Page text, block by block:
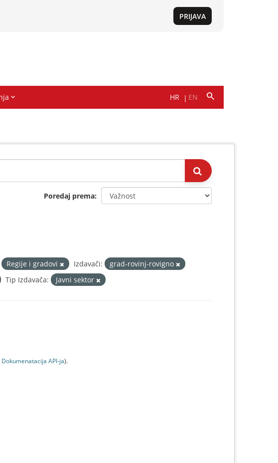
Poredaj prema
Regije i gradovi Izdavači:
grad-rovinj-rovigno
Tip Izdavača: Javni sektor
Dokumenаtаcijа API-jа).